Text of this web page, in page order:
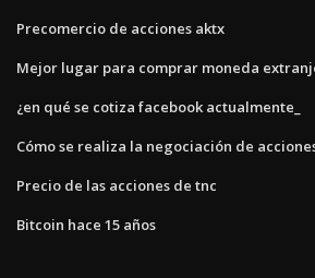
Precomercio de acciones aktx
Mejor lugar para comprar moneda
¿en qué se cotiza facebook actualmente_
Cómo se realiza la negociación de
Precio de las acciones de tnc
Bitcoin hace 15 años